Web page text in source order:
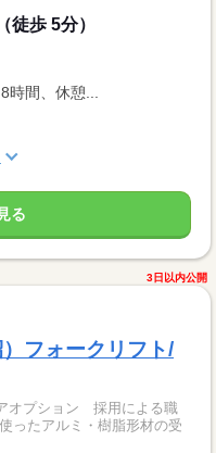
徒歩 5分）
時間、休憩...
る
3日以内公開
フォークリフト/
オプション 採用による職
ったアルミ・樹脂形材の受